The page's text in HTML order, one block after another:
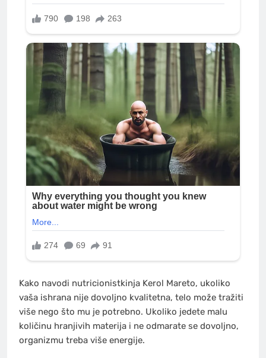
Kako navodi nutricionistkinja Kerol Mareto, ukoliko
vaša ishrana nije dovoljno kvalitetna, telo može tražiti
više nego što mu je potrebno. Ukoliko jedete malu
količinu hranjivih materija i ne odmarate se dovoljno,
organizmu treba više energije.